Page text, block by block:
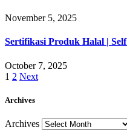
November 5, 2025
Sertifikasi Produk Halal |
October 7, 2025
1 2 Next
Archives
Archives